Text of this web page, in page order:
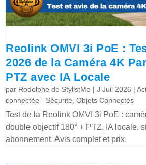
Reolink OMVI 3i PoE :
2026 de la Caméra 4K
PTZ avec IA Locale
par Rodolphe de StylistMe |J Juil 2026 |
connectée - Sécurité,Objets Connectés
Test de la Reolink OMVI 3i PoE :
double objectif 180° + PTZ, IA locale,
abonnement. Avis complet et prix.